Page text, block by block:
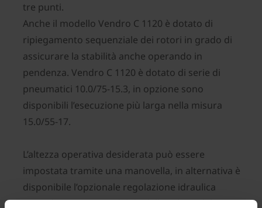
tre punti.
Anche il modello Vendro C 1120 è dotato di
ripiegamento sequenziale dei rotori in grado di
assicurare la stabilità anche operando in
pendenza. Vendro C 1120 è dotato di serie di
pneumatici 10.0/75-15.3, in opzione sono
disponibili l’esecuzione più larga nella misura
15.0/55-17.
L’altezza operativa desiderata può essere
impostata tramite una manovella, in alternativa è
disponibile l’opzionale regolazione idraulica
centralizzata, comandabile dalla cabina del